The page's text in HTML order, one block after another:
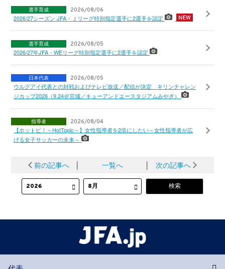
選手育成 2026/08/06
2026/27シーズン JFA・Ｊリーグ特別指定選手に2選手を認定
選手育成 2026/08/05
2026/27年JFA・WEリーグ特別指定選手に2選手を認定
日本代表 2026/08/05
ウルグアイ代表との対戦およびテレビ放送／配信が決定 キリンチャレン
ジカップ2026（9.24＠宮城／キューアンドエースタジアムみやぎ）
指導者 2026/08/04
【ホットピ！～HotTopic～】女性指導者を2倍にしたい～女性指導者が広
げる女子サッカーの未来～
前の記事へ │ 一覧へ │ 次の記事へ